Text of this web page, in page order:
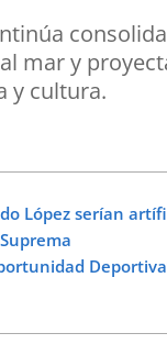
mar y
y cultura.
López serían